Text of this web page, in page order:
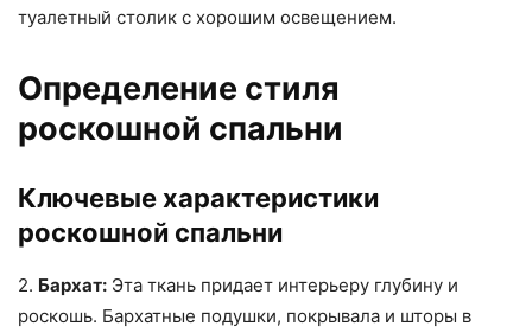
туалетный столик с хорошим освещением.
Определение стиля
роскошной спальни
Ключевые характеристики
роскошной спальни
2. Бархат: Эта ткань придает интерьеру глубину и
роскошь. Бархатные подушки, покрывала и шторы в